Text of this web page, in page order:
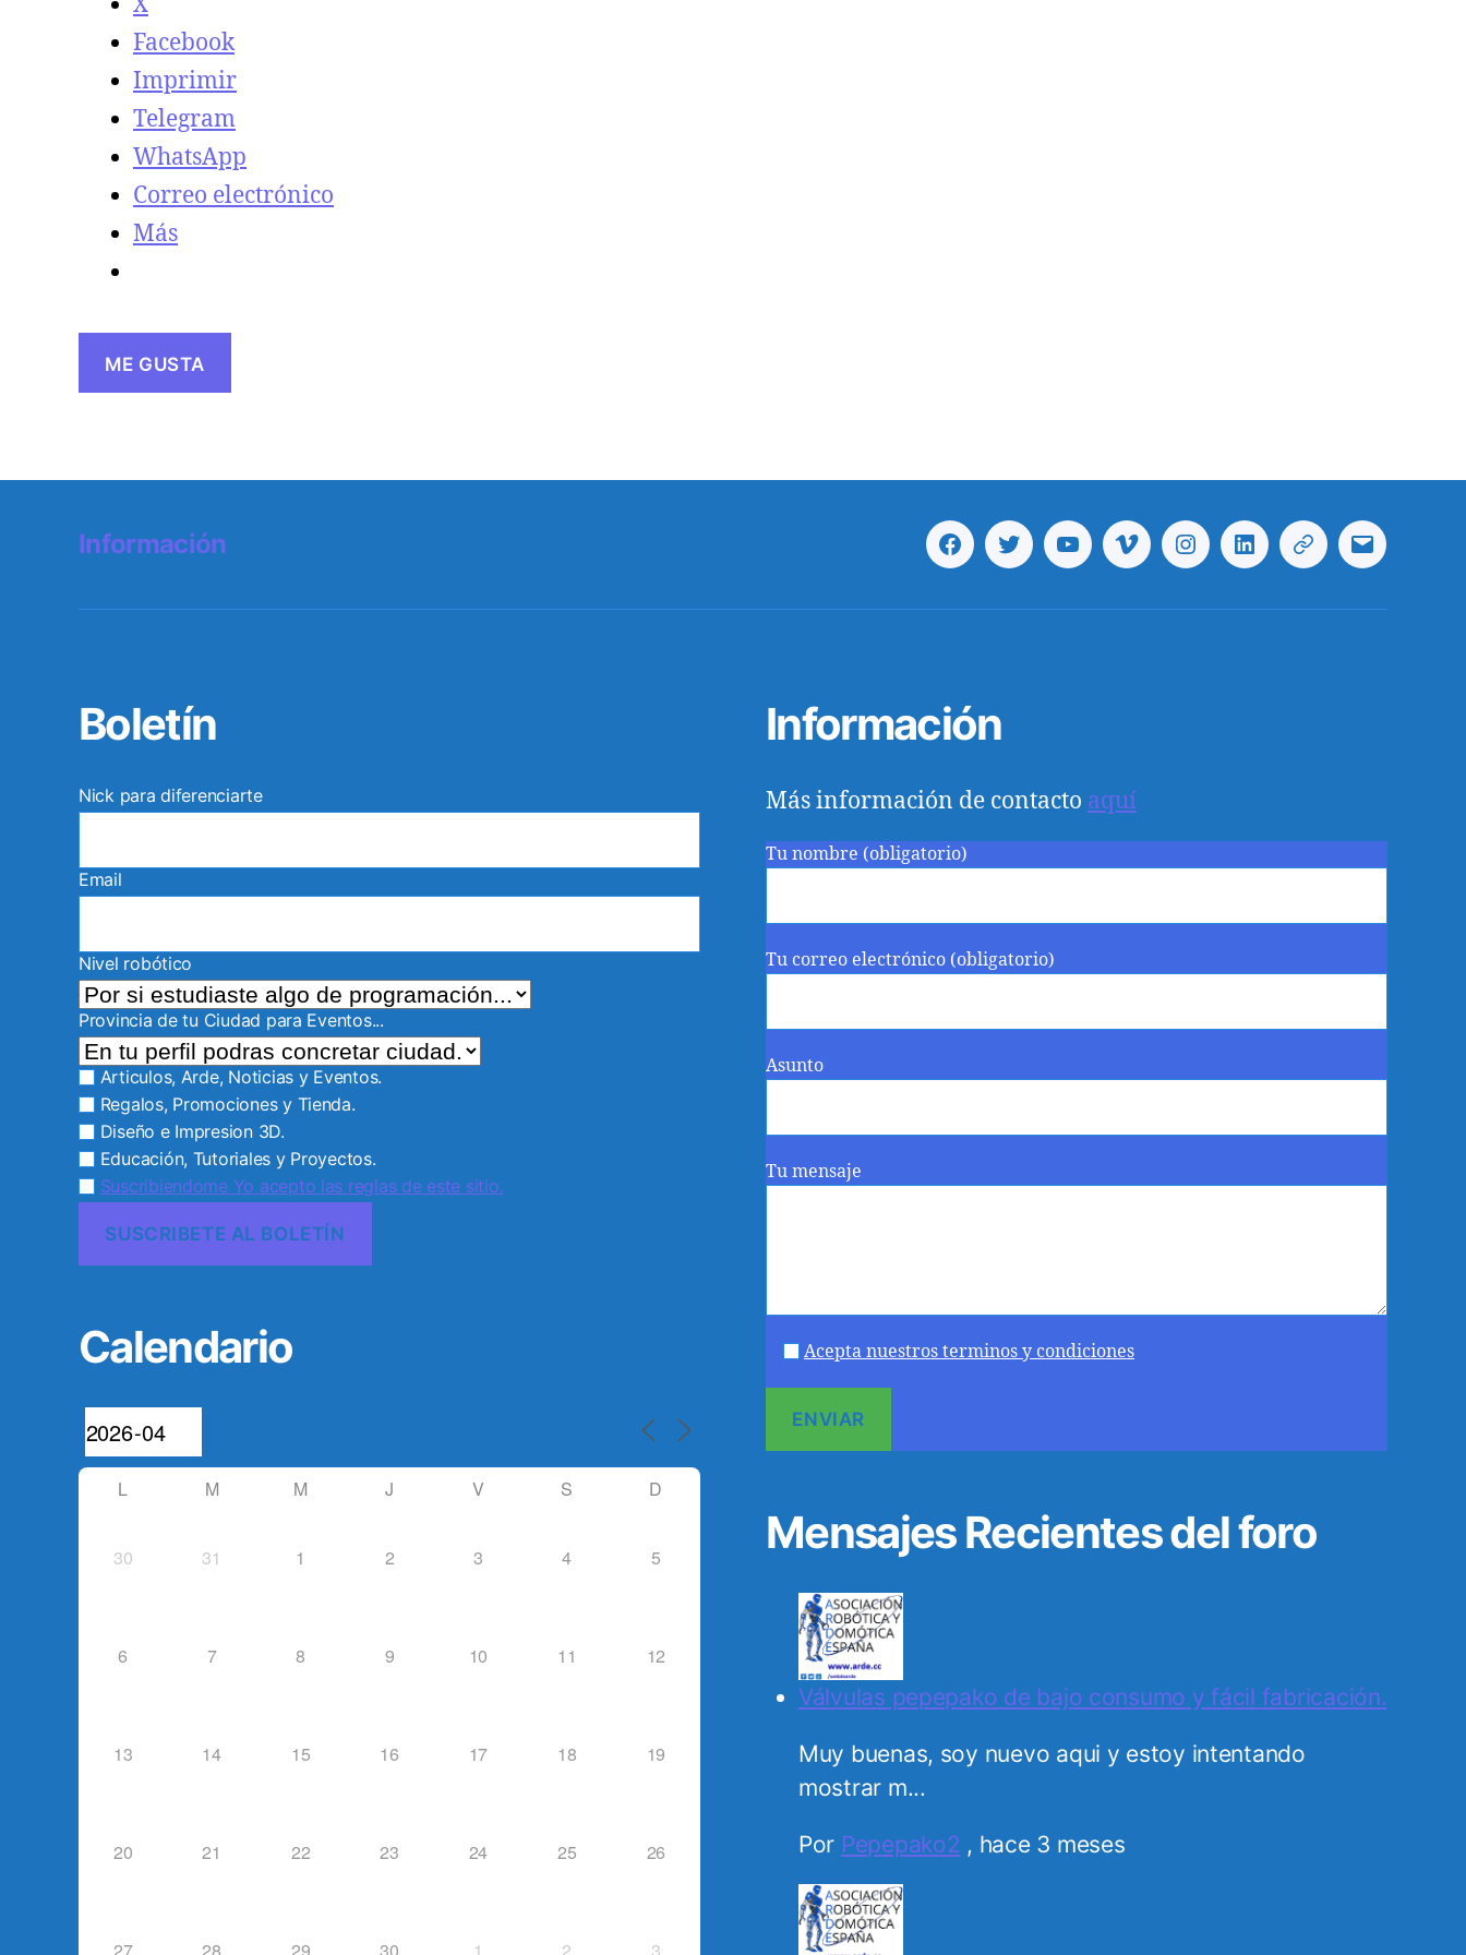
Facebook
Imprimir
Telegram
WhatsApp
Correo electrónico
Más
ME GUSTA
Información FacebookTwitterYoutubeVimeoInstagramLinkedinTelegramCorreo
Boletín
Nick para diferenciarte
Email
Nivel robótico
Provincia de tu Ciudad para Eventos...
Articulos, Arde, Noticias y Eventos.
Regalos, Promociones y Tienda.
Diseño e Impresion 3D.
Educación, Tutoriales y Proyectos.
Suscribiendome Yo acepto las reglas de este sitio.
Calendario
L M M J V S D
30 31 1 2 3 4 5
6 7 8 9 10 11 12
13 14 15 16 17 18 19
20 21 22 23 24 25 26
Información
Más información de contacto aquí
Tu nombre (obligatorio)
Tu correo electrónico (obligatorio)
Asunto
Tu mensaje
Acepta nuestros terminos y condiciones
Mensajes Recientes del foro
Válvulas pepepako de bajo consumo y fácil fabricación.
Muy buenas, soy nuevo aqui y estoy intentando
mostrar m...
Por Pepepako2 , hace 3 meses